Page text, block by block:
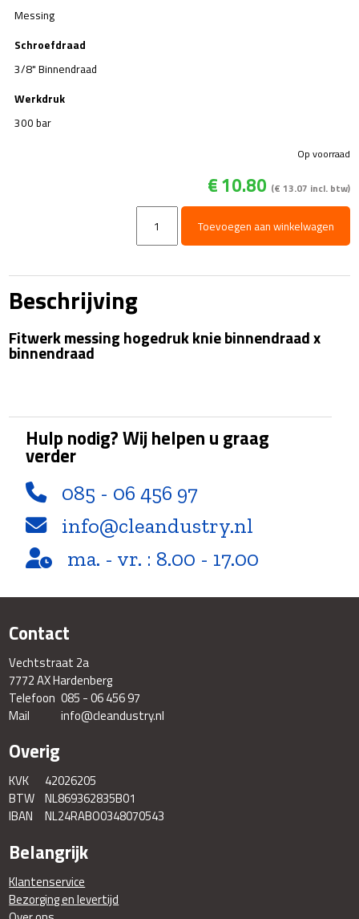
Messing
Schroefdraad
3/8" Binnendraad
Werkdruk
300 bar
€10.80 (€ 13.07 incl. btw)
Op voorraad
messing
Bar
3/8"Bi
Toevoegen aan winkelwagen
Beschrijving
Fitwerk messing hogedruk knie binnendraad x
binnendraad
Hulp nodig? Wij helpen u graag
verder
085 - 06 456 97
info@cleandustry.nl
ma. - vr. : 8.00 - 17.00
Contact
Vechtstraat 2a
7772 AX Hardenberg
Telefoon 085 - 06 456 97
Mail
info@cleandustry.nl
Overig
KVK
42026205
BTW NL869362835B01
IBAN
NL24RABO0348070543
Belangrijk
Klantenservice
Bezorging en levertijd